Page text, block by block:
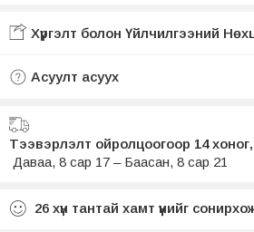
Хүргэлт болон Үйлчилгээний
Асуулт асуух
Тээвэрлэлт ойролцоогоор 14
Даваа, 8 сар 17 – Баасан, 8 сар 21
26 хүн тантай хамт үүнийг